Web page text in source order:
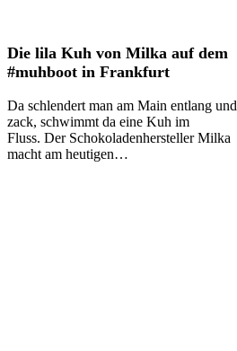
Die
lila
von
Milka
auf
dem
#muhboot
Die lila Kuh von Milka auf dem
#muhboot in Frankfurt
Da schlendert man am Main entlang und
zack, schwimmt da eine Kuh im
Fluss. Der Schokoladenhersteller Milka
macht am heutigen…